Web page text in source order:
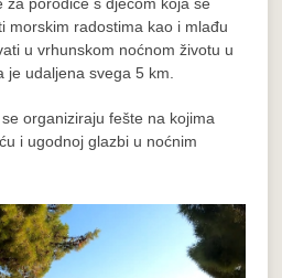
morskim radostima kao i mlađu
​​u vrhunskom noćnom životu u
udaljena svega 5 km.
organiziraju fešte na kojima
i ugodnoj glazbi u noćnim